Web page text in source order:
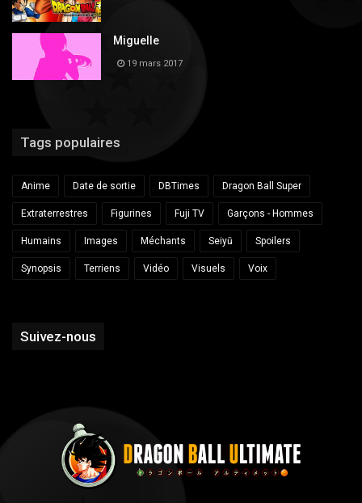
Miguelle
19 mars 2017
Tags populaires
Anime Date de sortie DBTimes Dragon Ball Super
Extraterrestres Figurines Fuji TV Garçons - Hommes
Humains Images Méchants Seiyū Spoilers
Synopsis Terriens Vidéo Visuels Voix
Suivez-nous